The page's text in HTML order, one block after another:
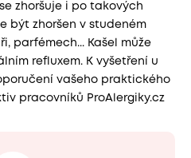
zhoršuje i po takových
být zhoršen v studeném
parfémech... Kašel může
refluxem. K vyšetření u
vašeho praktického
pracovníků ProAlergiky.cz